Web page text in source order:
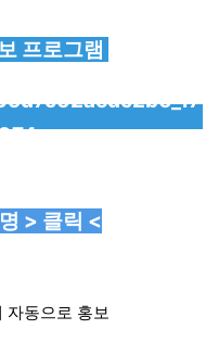
프로그램
> 클릭 <
자동으로 홍보